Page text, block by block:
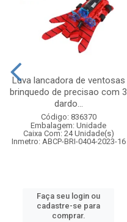
Luva lancadora de ventosas
brinquedo de precisao com 3
dardo...
Código: 836370
Embalagem: Unidade
Caixa Com: 24 Unidade(s)
Inmetro: ABCP-BRI-0404-2023-16
Faça seu login ou
cadastre-se para
comprar.